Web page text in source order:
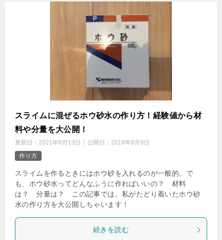
スライムに混ぜるホウ砂水の作り方！経験値から材
料や分量を大公開！
更新日： 2021年6月13日 公開日： 2018年9月9日
作り方
スライムを作るときにはホウ砂を入れるのが一般的。で
も、ホウ砂水ってどんなふうに作ればいいの？ 材料
は？ 分量は？ この記事では、私がたどり着いたホウ砂
水の作り方を大公開しちゃいます！
続きを読む